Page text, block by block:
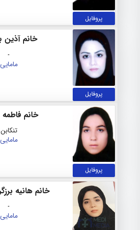
پروفایل
پروفایل
خانم آذین
-
مامایی
پروفایل
خانم
تنکابن
مامایی
خانم هانیه
-
مامایی